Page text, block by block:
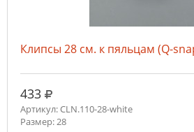
Клипсы 28 см. к пяльцам (Q-
433 руб.
Артикул: CLN.110-28-white
Размер: 28